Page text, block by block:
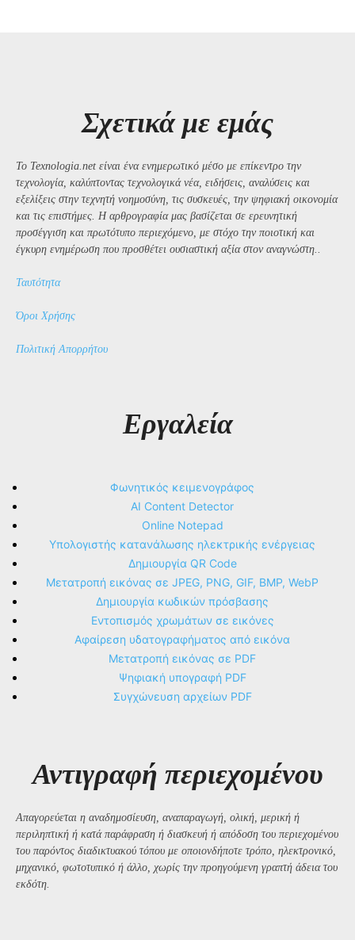
Σχετικά με εμάς
Το Texnologia.net είναι ένα ενημερωτικό μέσο με επίκεντρο την
τεχνολογία, καλύπτοντας τεχνολογικά νέα, ειδήσεις, αναλύσεις και
εξελίξεις στην τεχνητή νοημοσύνη, τις συσκευές, την ψηφιακή οικονομία
και τις επιστήμες. Η αρθρογραφία μας βασίζεται σε ερευνητική
προσέγγιση και πρωτότυπο περιεχόμενο, με στόχο την ποιοτική και
έγκυρη ενημέρωση που προσθέτει ουσιαστική αξία στον αναγνώστη..
Ταυτότητα
Όροι Χρήσης
Πολιτική Απορρήτου
Εργαλεία
Φωνητικός κειμενογράφος
AI Content Detector
Online Notepad
Υπολογιστής κατανάλωσης ηλεκτρικής ενέργειας
Δημιουργία QR Code
Μετατροπή εικόνας σε JPEG, PNG, GIF, BMP, WebP
Δημιουργία κωδικών πρόσβασης
Εντοπισμός χρωμάτων σε εικόνες
Αφαίρεση υδατογραφήματος από εικόνα
Μετατροπή εικόνας σε PDF
Ψηφιακή υπογραφή PDF
Συγχώνευση αρχείων PDF
Αντιγραφή περιεχομένου
Απαγορεύεται η αναδημοσίευση, αναπαραγωγή, ολική, μερική ή
περιληπτική ή κατά παράφραση ή διασκευή ή απόδοση του περιεχομένου
του παρόντος διαδικτυακού τόπου με οποιονδήποτε τρόπο, ηλεκτρονικό,
μηχανικό, φωτοτυπικό ή άλλο, χωρίς την προηγούμενη γραπτή άδεια του
εκδότη.